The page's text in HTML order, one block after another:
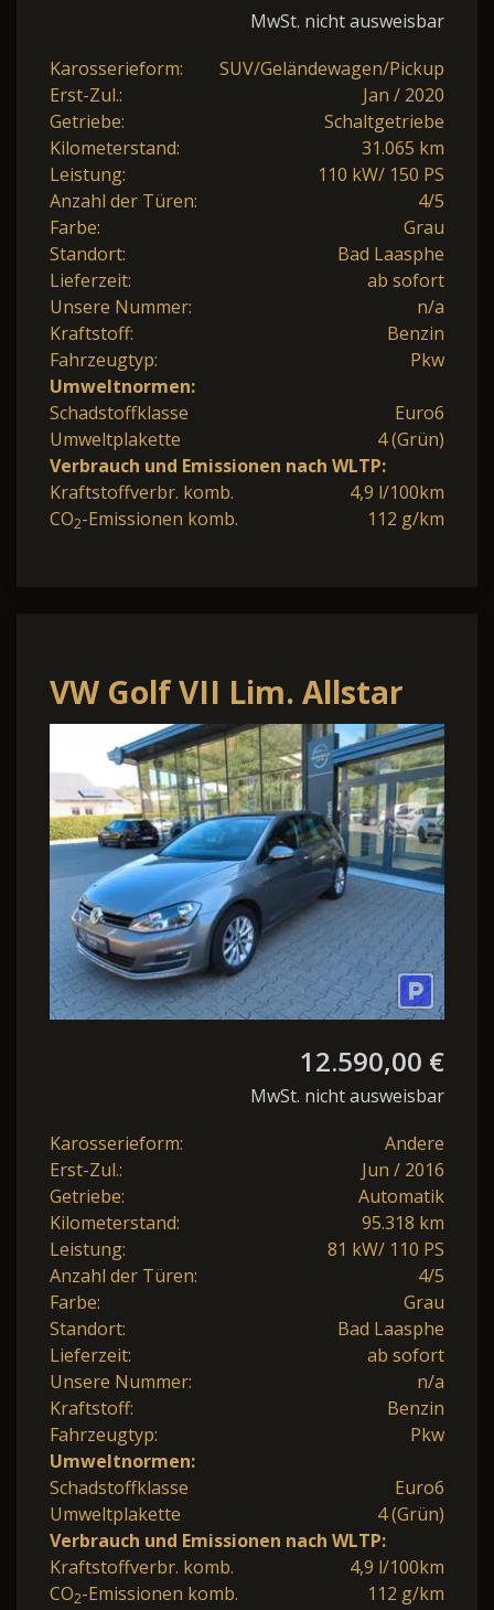
MwSt. nicht ausweisbar
Karosserieform:
SUV/Geländewagen/Pickup
Erst-Zul.:
Jan / 2020
Getriebe:
Schaltgetriebe
Kilometerstand:
31.065 km
Leistung:
110 kW/ 150 PS
Anzahl der Türen:
4/5
Farbe:
Grau
Standort:
Bad Laasphe
Lieferzeit:
ab sofort
Unsere Nummer:
n/a
Kraftstoff:
Benzin
Fahrzeugtyp:
Pkw
Umweltnormen:
Schadstoffklasse
Euro6
Umweltplakette
4 (Grün)
Verbrauch und Emissionen nach WLTP:
Kraftstoffverbr. komb.
4,9 l/100km
CO2-Emissionen komb. 112 g/km
VW Golf VII Lim. Allstar
BMT 1.2 TSi DSG Pano-
Dach
12.590,00 €
MwSt. nicht ausweisbar
Karosserieform:
Andere
Erst-Zul.:
Jun / 2016
Getriebe:
Automatik
Kilometerstand:
95.318 km
Leistung:
81 kW/ 110 PS
Anzahl der Türen:
4/5
Farbe:
Grau
Standort:
Bad Laasphe
Lieferzeit:
ab sofort
Unsere Nummer:
n/a
Kraftstoff:
Benzin
Fahrzeugtyp:
Pkw
Umweltnormen:
Schadstoffklasse
Euro6
Umweltplakette
4 (Grün)
Verbrauch und Emissionen nach WLTP:
Kraftstoffverbr. komb.
4,9 l/100km
CO2-Emissionen komb. 112 g/km